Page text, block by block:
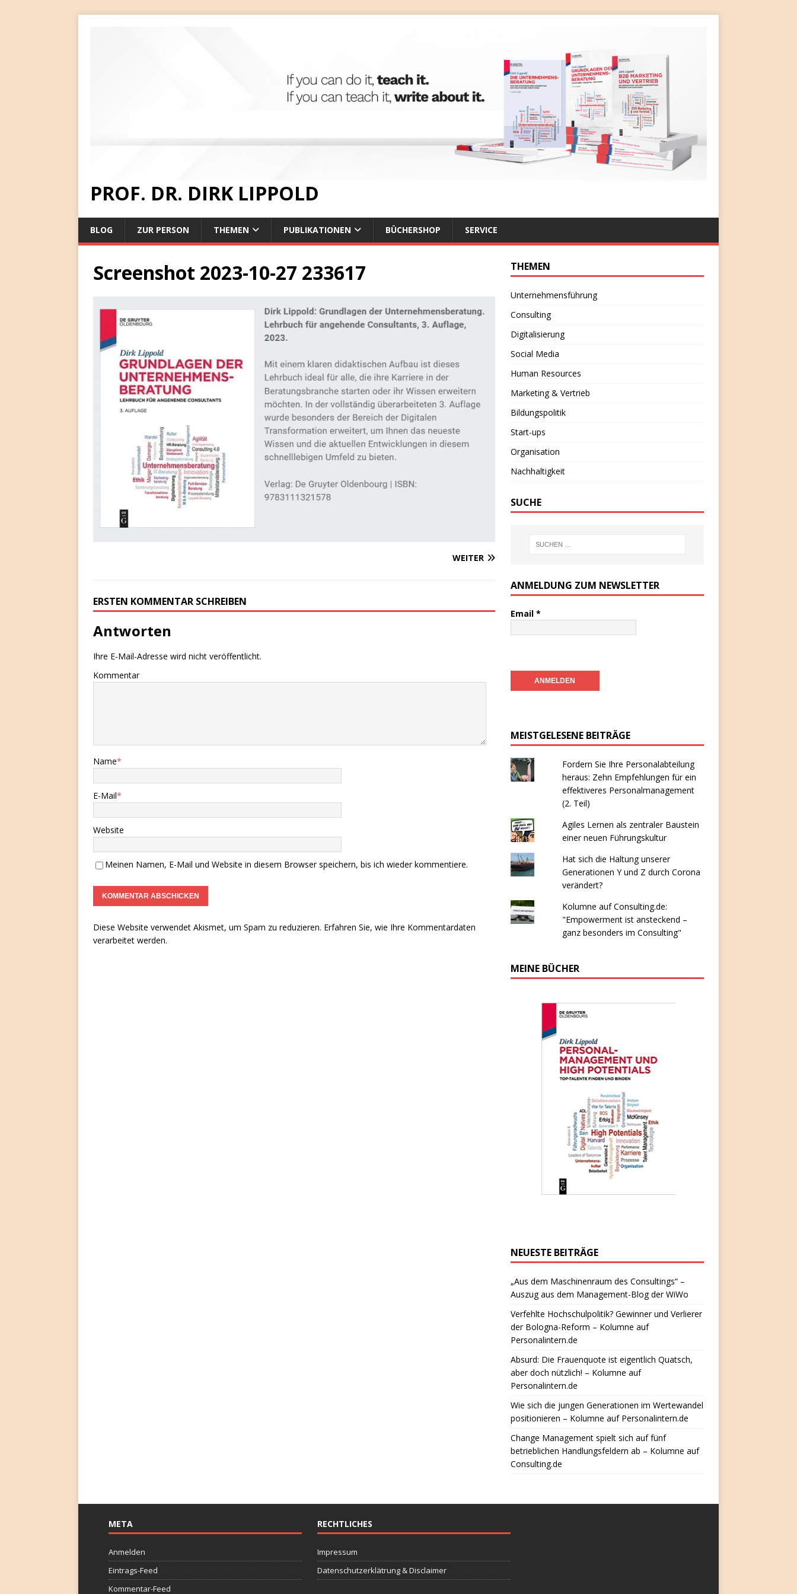
PROF. DR. DIRK LIPPOLD
BLOG ZUR PERSON THEMEN PUBLIKATIONEN BÜCHERSHOP SERVICE
Screenshot 2023-10-27 233617
WEITER
ERSTEN KOMMENTAR SCHREIBEN
Antworten
Ihre E-Mail-Adresse wird nicht veröffentlicht.
Kommentar
Name*
E-Mail*
Website
Meinen Namen, E-Mail und Website in diesem Browser speichern, bis ich wieder kommentiere.
Diese Website verwendet Akismet, um Spam zu reduzieren. Erfahren Sie, wie Ihre Kommentardaten
verarbeitet werden.
THEMEN
Unternehmensführung
Consulting
Digitalisierung
Social Media
Human Resources
Marketing & Vertrieb
Bildungspolitik
Start-ups
Organisation
Nachhaltigkeit
SUCHE
ANMELDUNG ZUM NEWSLETTER
Email *
MEISTGELESENE BEITRÄGE
Fordern Sie Ihre Personalabteilung
heraus: Zehn Empfehlungen für ein
effektiveres Personalmanagement
(2. Teil)
Agiles Lernen als zentraler Baustein
einer neuen Führungskultur
Hat sich die Haltung unserer
Generationen Y und Z durch Corona
verändert?
Kolumne auf Consulting.de:
"Empowerment ist ansteckend –
ganz besonders im Consulting"
MEINE BÜCHER
NEUESTE BEITRÄGE
„Aus dem Maschinenraum des Consultings“ –
Auszug aus dem Management-Blog der WiWo
Verfehlte Hochschulpolitik? Gewinner und Verlierer
der Bologna-Reform – Kolumne auf
Personalintern.de
Absurd: Die Frauenquote ist eigentlich Quatsch,
aber doch nützlich! – Kolumne auf
Personalintern.de
Wie sich die jungen Generationen im Wertewandel
positionieren – Kolumne auf Personalintern.de
Change Management spielt sich auf fünf
betrieblichen Handlungsfeldern ab – Kolumne auf
Consulting.de
META
Anmelden
Eintrags-Feed
Kommentar-Feed
RECHTLICHES
Impressum
Datenschutzerklätrung & Disclaimer